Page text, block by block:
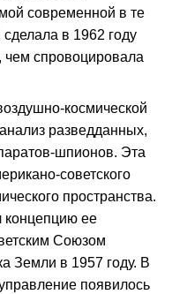
современной в те
в 1962 году
чем спровоцировала
космической
разведданных,
шпионов. Эта
советского
пространства.
концепцию ее
Союзом
Земли в 1957 году. В
появилось